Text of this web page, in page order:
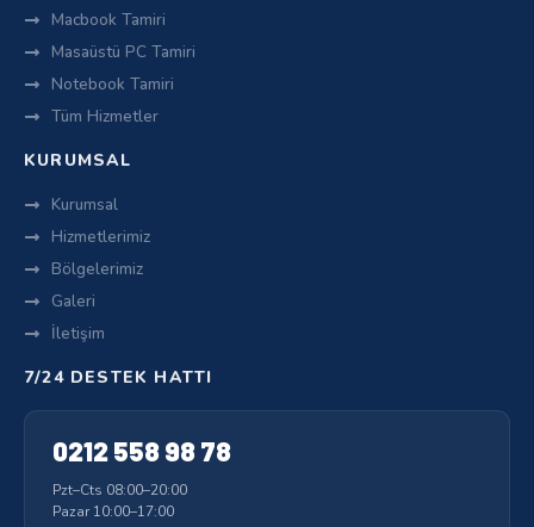
Macbook Tamiri
Masaüstü PC Tamiri
Notebook Tamiri
Tüm Hizmetler
KURUMSAL
Kurumsal
Hizmetlerimiz
Bölgelerimiz
Galeri
İletişim
7/24 DESTEK HATTI
0212 558 98 78
Pzt–Cts 08:00–20:00
Pazar 10:00–17:00